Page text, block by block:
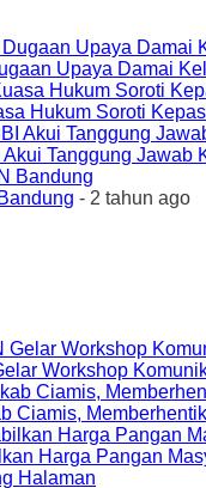
Upaya Damai
Hukum Soroti
Tanggung Jawab
- 2 tahun ago
Workshop
Ciamis,
Harga Pangan